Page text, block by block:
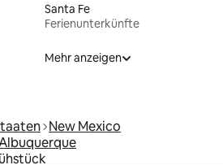
Santa Fe
Ferienunterkünfte
Mehr anzeigen
New Mexico